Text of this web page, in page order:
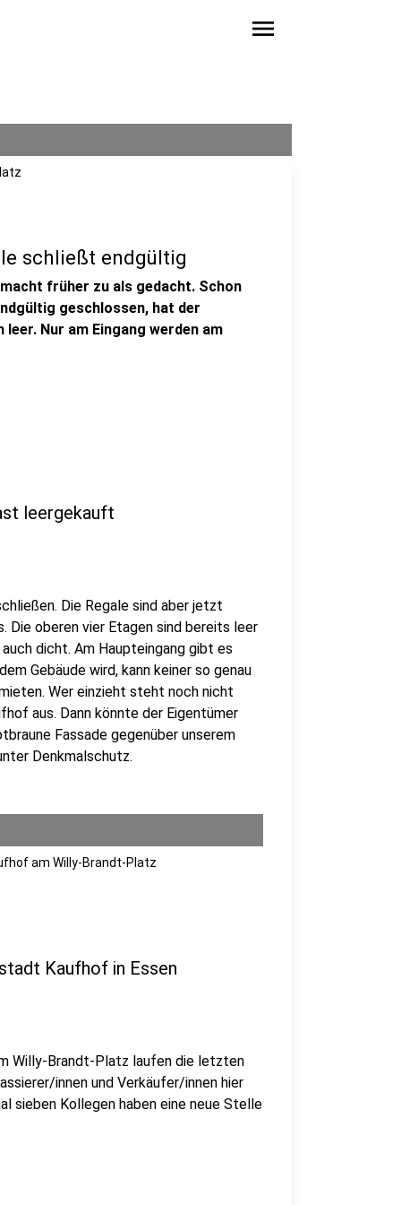
menu
schließt endgültig
früher zu als gedacht. Schon
geschlossen, hat der
Nur am Eingang werden am
leergekauft
Die Regale sind aber jetzt
Die oberen vier Etagen sind bereits leer
dicht. Am Haupteingang gibt es
Gebäude wird, kann keiner so genau
Wer einzieht steht noch nicht
aus. Dann könnte der Eigentümer
Fassade gegenüber unserem
Denkmalschutz.
am Willy-Brandt-Platz
Kaufhof in Essen
Willy-Brandt-Platz laufen die letzten
innen und Verkäufer/innen hier
sieben Kollegen haben eine neue Stelle